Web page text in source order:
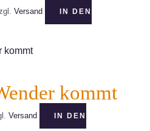
Versand IN DEN
kommt
Versand IN DEN